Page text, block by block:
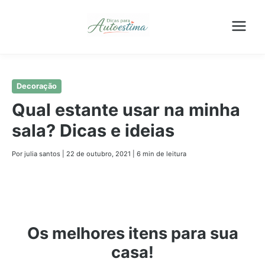
Pular
conteúdo
Decoração
Qual estante usar na minha
sala? Dicas e ideias
Por julia santos 22 de outubro, 2021 6 min de leitura
Os melhores itens para sua
casa!